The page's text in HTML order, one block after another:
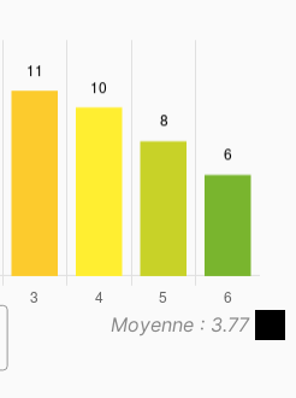
Moyenne : 3.77